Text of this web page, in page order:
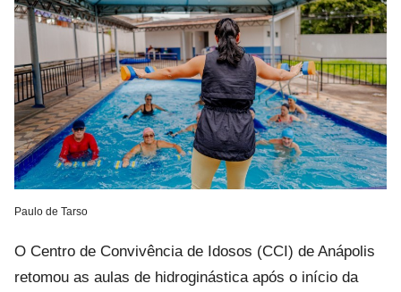
Paulo de Tarso
O Centro de Convivência de Idosos (CCI) de Anápolis
retomou as aulas de hidroginástica após o início da